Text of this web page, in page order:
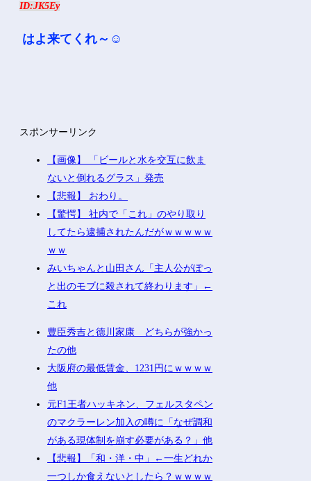
ID:JK5Ey
はよ来てくれ～☺️
スポンサーリンク
【画像】 「ビールと水を交互に飲ま
ないと倒れるグラス」発売
【悲報】 おわり。
【驚愕】 社内で「これ」のやり取り
してたら逮捕されたんだがｗｗｗｗｗ
ｗｗ
みいちゃんと山田さん「主人公がぽっ
と出のモブに殺されて終わります」←
これ
豊臣秀吉と徳川家康 どちらが強かっ
たの他
大阪府の最低賃金、1231円にｗｗｗｗ
他
元F1王者ハッキネン、フェルスタペン
のマクラーレン加入の噂に「なぜ調和
がある現体制を崩す必要がある？」他
【悲報】「和・洋・中」←一生どれか
一つしか食えないとしたら？ｗｗｗｗ